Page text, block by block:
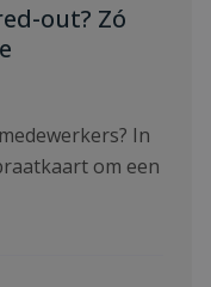
out? Zó
In
om een